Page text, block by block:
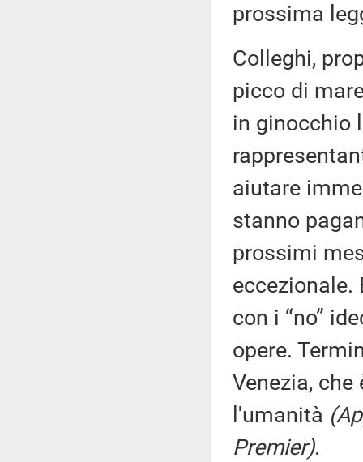
prossima
Colleghi,
picco di
in ginocchio
aiutare
stanno
prossimi
con i “no”
opere.
Venezia,
l'umanità
Premier).